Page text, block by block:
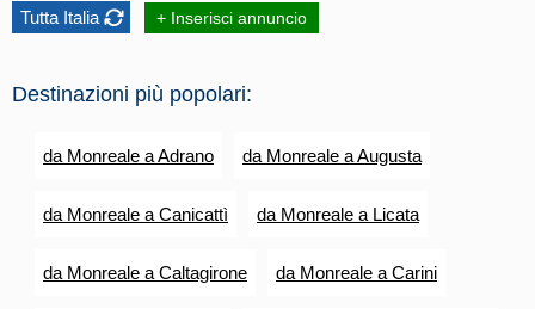
Tutta Italia + Inserisci annuncio
Destinazioni più popolari:
da Monreale a Adrano da Monreale a Augusta
da Monreale a Canicattì da Monreale a Licata
da Monreale a Caltagirone da Monreale a Carini